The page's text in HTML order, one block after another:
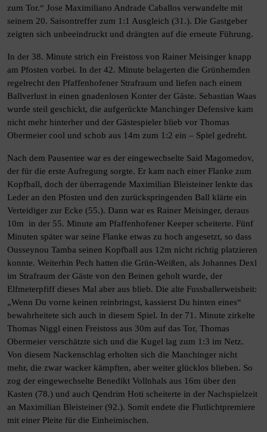
zum Tor.“ Jose Maximiliano Andrade Caballos verwandelte mit
seinem 20. Saisontreffer zum 1:1 Ausgleich (31.). Die Gastgeber
zeigten sich unbeeindruckt und drängten auf die erneute Führung.
In der 38. Minute strich ein Freistoss von Rainer Meisinger knapp
am Pfosten vorbei. In der 42. Minute belagerten die Grünhemden
regelrecht den Pfaffenhofener Strafraum und liefen nach einem
Ballverlust in einen gnadenlosen Konter der Gäste. Sebastian Waas
wurde steil geschickt, die aufgerückte Manchinger Defensive kam
nicht mehr hinterher und der Gästespieler blieb vor Thomas
Obermeier cool und schob aus 14m zum 1:2 ein – Spiel gedreht.
Nach dem Pausentee war es der eingewechselte Said Magomedov,
der für die erste Aufregung sorgte. Er kam nach einer Flanke zum
Kopfball, doch der überragende Maximilian Bleisteiner lenkte das
Leder an den Pfosten und den zurückspringenden Ball klärte ein
Verteidiger zur Ecke (55.). Dann war es Rainer Meisinger, deraus
10m in der 55. Minute am Pfaffenhofener Keeper scheiterte. Fünf
Minuten später war seine Flanke etwas zu hoch angesetzt, so dass
Ousseynou Tamba seinen Kopfball aus 12m nicht richtig platzieren
konnte. Weiterhin Pech hatten die Grün-Weißen, als Johannes Dexl
im Strafraum der Gäste von den Beinen geholt wurde, der
Elfmeterpfiff dieses Mal aber aus blieb. Die alte Fussballerweisheit:
„Wenn Du vorne keinen reinbringst, kassierst Du hinten eines“
bewahrheitete sich auch in diesem Spiel. In der 71. Minute zirkelte
Thomas Niggl einen Freistoss aus 30m auf das Tor, Thomas
Obermeier verschätzte sich und die Kugel lag zum 1:3 im Netz.
Von diesem Nackenschlag erholten sich die Manchinger nicht
mehr, die zwar wacker kämpften, aber weiter glücklos blieben. So
zog der eingewechselte Benedikt Vollnhals aus 16m über den
Kasten (78.) und auch Qendrim Hoti scheiterte in der Nachspielzeit
an Maximilian Bleisteiner (92.). Somit endete die Flutlichtpremiere
mit einer Pleite für die Einheimischen.